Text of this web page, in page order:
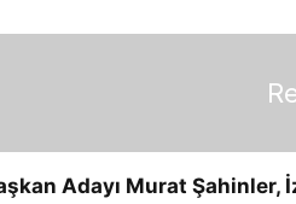
Adayı Murat